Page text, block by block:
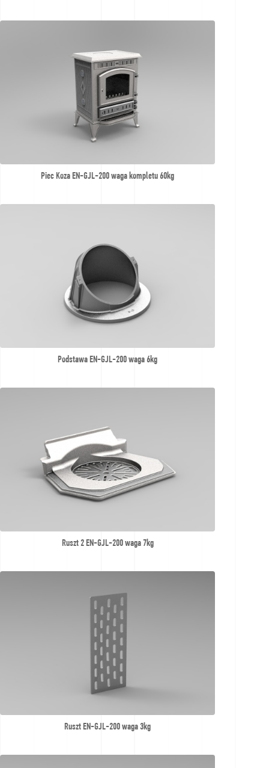
Piec Koza EN-GJL-200 waga kompletu 60kg
Podstawa EN-GJL-200 waga 6kg
Ruszt 2 EN-GJL-200 waga 7kg
Ruszt EN-GJL-200 waga 3kg